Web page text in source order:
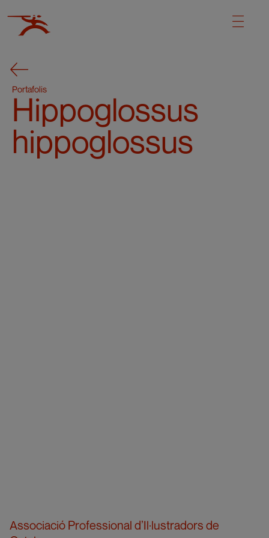
Portafolis
Hippoglossus
hippoglossus
Associació Professional d’Il·lustradors de